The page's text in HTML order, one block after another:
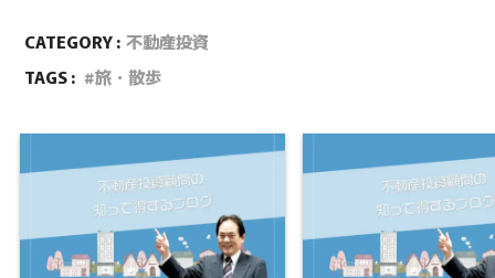
CATEGORY : 不動産投資
TAGS :
旅・散歩